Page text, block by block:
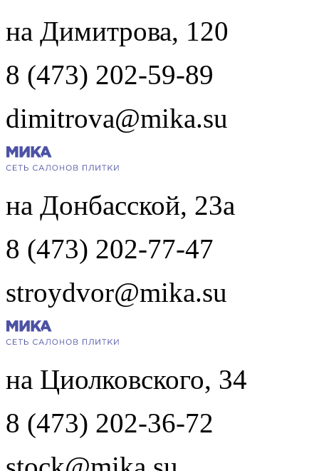
на Димитрова, 120
8 (473) 202-59-89
dimitrova@mika.su
на Донбасской, 23а
8 (473) 202-77-47
stroydvor@mika.su
на Циолковского, 34
8 (473) 202-36-72